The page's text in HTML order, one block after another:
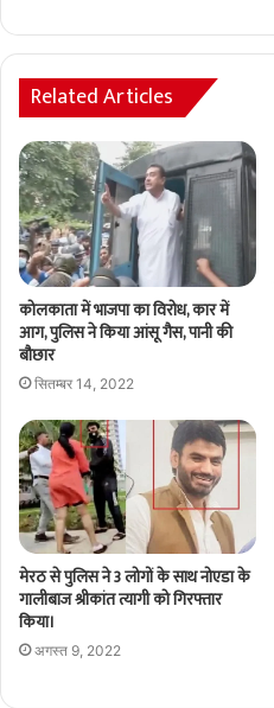
Related Articles
कोलकाता में भाजपा का विरोध, कार में
आग, पुलिस ने किया आंसू गैस, पानी की
बौछार
सितम्बर 14, 2022
मेरठ से पुलिस ने 3 लोगों के साथ नोएडा के
गालीबाज श्रीकांत त्यागी को गिरफ्तार
किया।
अगस्त 9, 2022